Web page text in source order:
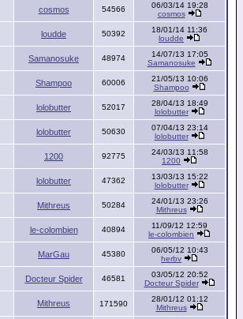
cosmos 54566
06/03/14 19:28
cosmos
loudde 50392
18/01/14 11:36
loudde
Samanosuke 48974
14/07/13 17:05
Samanosuke
Shampoo 60006
21/05/13 10:06
Shampoo
lolobutter 52017
28/04/13 18:49
lolobutter
lolobutter 50630
07/04/13 23:14
lolobutter
1200 92775
24/03/13 11:58
1200
lolobutter 47362
13/03/13 15:22
lolobutter
Mithreus 50284
24/01/13 23:26
Mithreus
le-colombien 40894
11/09/12 12:59
le-colombien
MarGau 45380
06/05/12 10:43
herbv
Docteur Spider 46581
03/05/12 20:52
Docteur Spider
Mithreus 171590
28/01/12 01:12
Mithreus